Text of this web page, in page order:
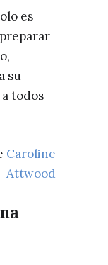
es
su
todos
Caroline
Attwood